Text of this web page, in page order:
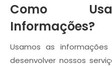
Como
Informações?
Usamos as
desenvolver nossos